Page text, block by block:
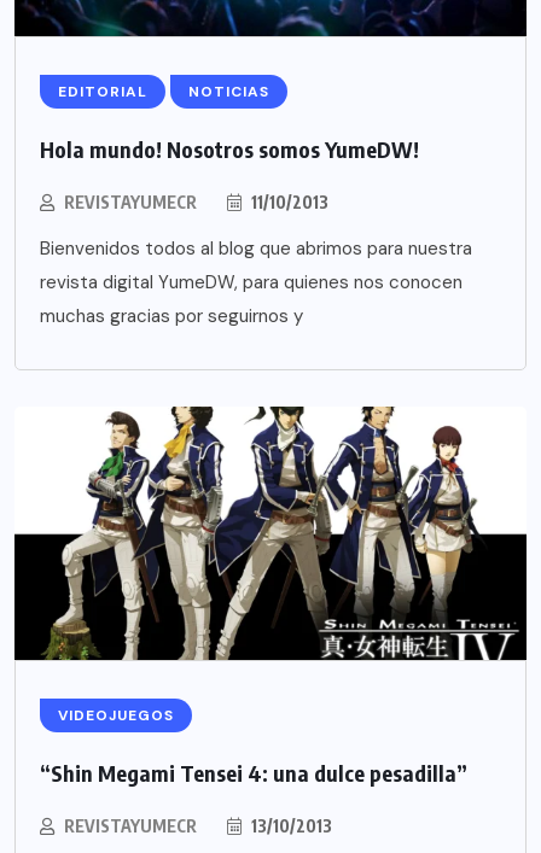
EDITORIAL NOTICIAS
Hola mundo! Nosotros somos YumeDW!
REVISTAYUMECR 11/10/2013
Bienvenidos todos al blog que abrimos para nuestra
revista digital YumeDW, para quienes nos conocen
muchas gracias por seguirnos y
VIDEOJUEGOS
“Shin Megami Tensei 4: una dulce pesadilla”
REVISTAYUMECR 13/10/2013